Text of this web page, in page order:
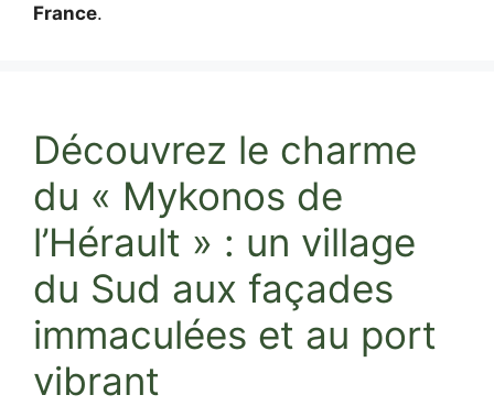
France.
Découvrez le charme
du « Mykonos de
l’Hérault » : un village
du Sud aux façades
immaculées et au port
vibrant